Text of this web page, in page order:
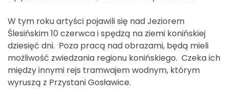
W tym roku artyści pojawili się nad Jeziorem
Ślesińskim 10 czerwca i spędzą na ziemi konińskiej
dziesięć dni. Poza pracą nad obrazami, będą mieli
możliwość zwiedzania regionu konińskiego. Czeka ich
między innymi rejs tramwajem wodnym, którym
wyruszą z Przystani Gosławice.